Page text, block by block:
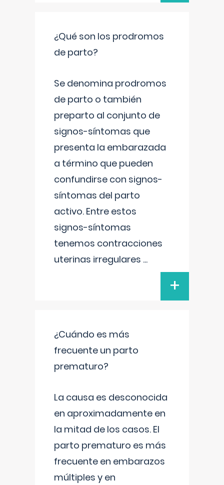
¿Qué son los prodromos
de parto?
Se denomina prodromos
de parto o también
preparto al conjunto de
signos-síntomas que
presenta la embarazada
a término que pueden
confundirse con signos-
síntomas del parto
activo. Entre estos
signos-síntomas
tenemos contracciones
uterinas irregulares ...
+
¿Cuándo es más
frecuente un parto
prematuro?
La causa es desconocida
en aproximadamente en
la mitad de los casos. El
parto prematuro es más
frecuente en embarazos
múltiples y en